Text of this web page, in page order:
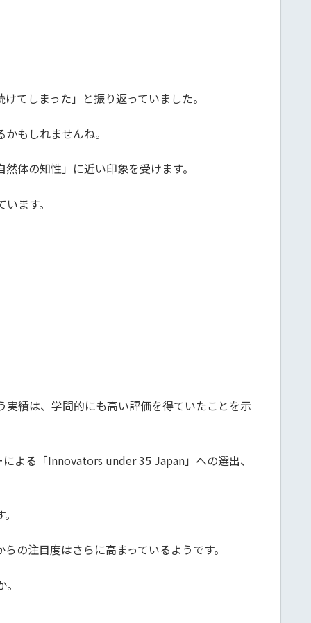
てしまった」と振り返っていました。
もしれませんね。
体の知性」に近い印象を受けます。
ます。
績は、学問的にも高い評価を得ていたことを示
よる「Innovators under 35 Japan」への選出、
の注目度はさらに高まっているようです。